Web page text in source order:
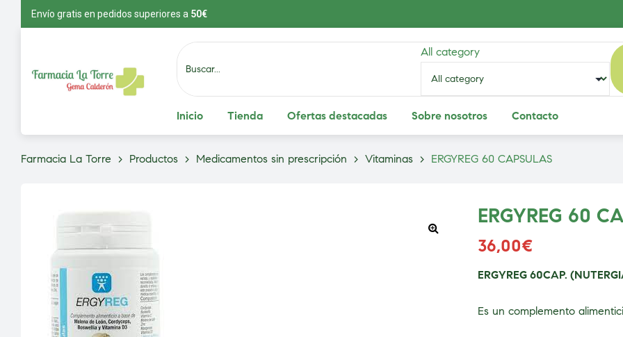
Envío gratis en pedidos superiores a 50€
All category
Inicio Tienda Ofertas destacadas Sobre nosotros Contacto
Farmacia La Torre > Productos > Medicamentos sin prescripción > Vitaminas > ERGYREG 60 CAPSULAS
ERGYREG 60
36,00€
ERGYREG 60CAP.
Es un complemento